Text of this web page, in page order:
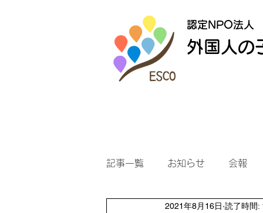
認定NPO法人
外国人の
記事一覧 お知らせ 会報
2021年8月16日 読了時間: